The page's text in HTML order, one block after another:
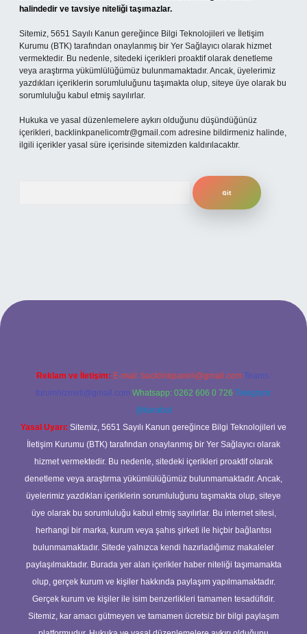
halindedir ve tavsiye niteliği taşımazlar.
Sitemiz, 5651 Sayılı Kanun gereğince Bilgi Teknolojileri ve İletişim
Kurumu (BTK) tarafından onaylanmış bir Yer Sağlayıcı olarak hizmet
vermektedir. Bu nedenle, sitedeki içerikleri proaktif olarak denetleme
veya araştırma yükümlülüğümüz bulunmamaktadır. Ancak, üyelerimiz
yazdıkları içeriklerin sorumluluğunu taşımakta olup, siteye üye olarak bu
sorumluluğu kabul etmiş sayılırlar.
Hukuka ve yasal düzenlemelere aykırı olduğunu düşündüğünüz
içerikleri, backlinkpanelicomtr@gmail.com adresine bildirmeniz halinde,
ilgili içerikler yasal süre içerisinde sitemizden kaldırılacaktır.
giriş
Reklam ve İletişim: E-mail: backlinkpaneli@gmail.com Teams:
forumhizmeti@gmail.com Whatsapp: 0262 606 0 726 Telegram:
@karabul
Yasal Uyarı: Sitemiz, 5651 Sayılı Kanun gereğince Bilgi Teknolojileri ve
İletişim Kurumu (BTK) tarafından onaylanmış bir Yer Sağlayıcı olarak
hizmet vermektedir. Bu nedenle, sitedeki içerikleri proaktif olarak
denetleme veya araştırma yükümlülüğümüz bulunmamaktadır. Ancak,
üyelerimiz yazdıkları içeriklerin sorumluluğunu taşımakta olup, siteye
üye olarak bu sorumluluğu kabul etmiş sayılırlar. Bu internet sitesi,
herhangi bir marka, kurum veya şahıs şirketi ile hiçbir bağlantısı
bulunmamaktadır. Sitede yalnızca kendi hazırladığımız makaleler
paylaşılmaktadır. Burada yer alan içerikler haber niteliği taşımamakta
olup, gerçek kurum ve kişiler hakkında paylaşım yapılmamaktadır.
Gerçek kurum ve kişiler ile isim benzerlikleri tamamen tesadüfidir.
Sitemiz, kar amacı gütmeyen ve tamamen ücretsiz bir bilgi paylaşım